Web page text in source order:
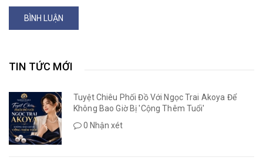
BÌNH LUẬN
TIN TỨC MỚI
Tuyệt Chiêu Phối Đồ Với Ngọc Trai Akoya Để
Không Bao Giờ Bị 'Cộng Thêm Tuổi'
0 Nhận xét